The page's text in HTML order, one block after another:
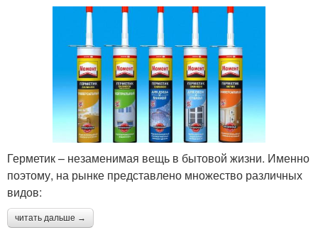
Герметик – незаменимая вещь в бытовой жизни. Именно
поэтому, на рынке представлено множество различных
видов:
читать дальше →